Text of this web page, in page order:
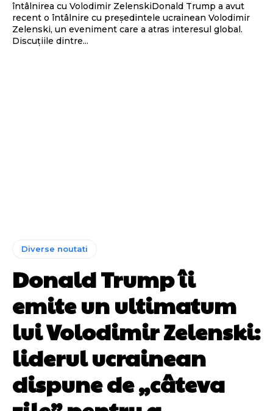
întâlnirea cu Volodimir ZelenskiDonald Trump a avut
recent o întâlnire cu președintele ucrainean Volodimir
Zelenski, un eveniment care a atras interesul global.
Discuțiile dintre...
Diverse noutati
Donald Trump îi
emite un ultimatum
lui Volodimir Zelenski:
liderul ucrainean
dispune de „câteva